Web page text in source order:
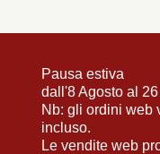
Pausa estiva
dall'8 Agosto al
Nb: gli ordini web
incluso.
Le vendite web